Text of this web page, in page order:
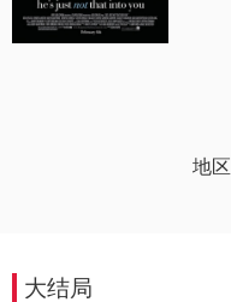
地区
大结局